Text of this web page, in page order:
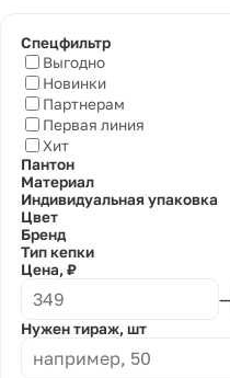
Спецфильтр
Выгодно
Новинки
Партнерам
Первая линия
Хит
Пантон
Материал
Индивидуальная упаковка
Цвет
Бренд
Тип кепки
Цена, ₽
—
Нужен тираж, шт